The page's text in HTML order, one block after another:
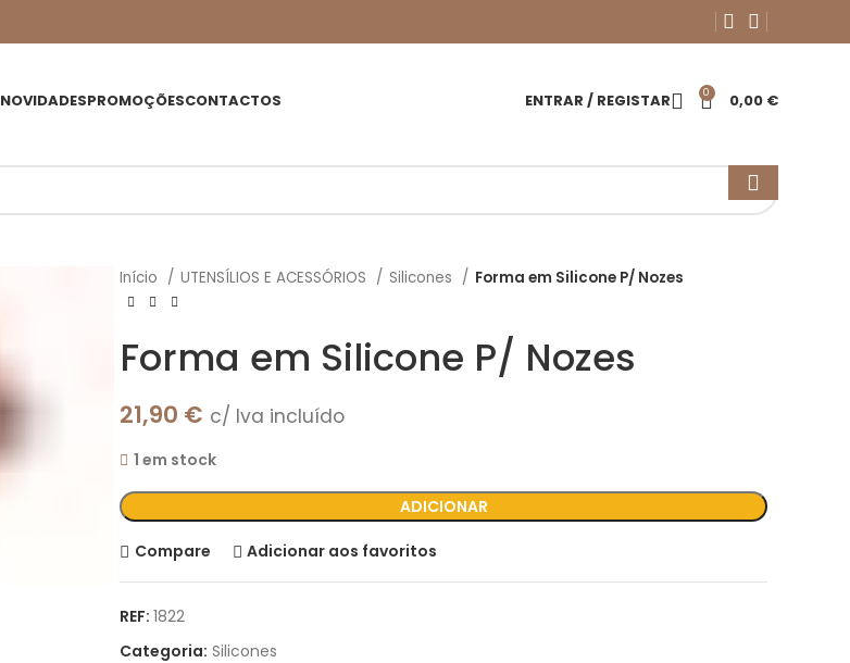
NOVIDADESPROMOÇÕESCONTACTOS ENTRAR / REGISTAR 0 0,00 €
Início UTENSÍLIOS E ACESSÓRIOS Silicones Forma em Silicone P/ Nozes
Forma em Silicone P/ Nozes
21,90 € c/ Iva incluído
1 em stock
ADICIONAR
Compare Adicionar aos favoritos
REF: 1822
Categoria: Silicones